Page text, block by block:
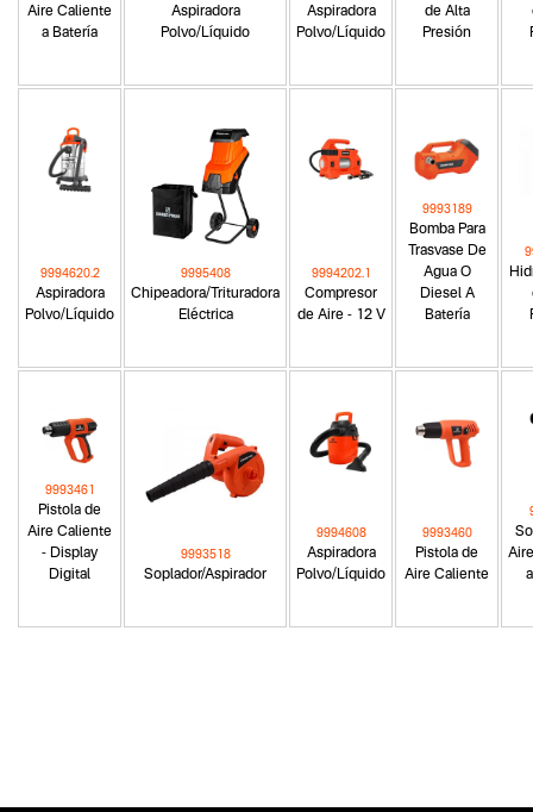
Aire Caliente
a Batería
Aspiradora
Polvo/Líquido
Aspiradora
Polvo/Líquido
de Alta
Presión
Aspiradora
Polvo/Líquido
9994620.2
Chipeadora/Trituradora
Eléctrica
9995408
Compresor
de Aire - 12 V
9994202.1
Bomba Para
Trasvase De
Agua O
Diesel A
Batería
9993189
Pistola de
Aire Caliente
- Display
Digital
9993461
Soplador/Aspirador
9993518
Aspiradora
Polvo/Líquido
9994608
Pistola de
Aire Caliente
9993460